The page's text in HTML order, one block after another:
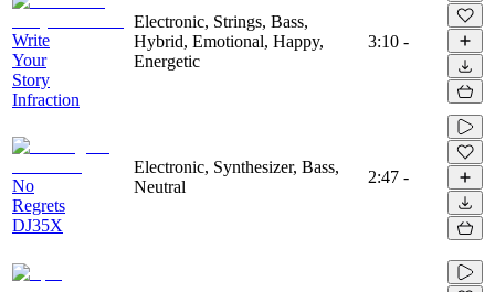
Write
Your
Story
Infraction
Electronic, Strings, Bass,
Hybrid, Emotional, Happy,
Energetic
3:10 -
No
Regrets
DJ35X
Electronic, Synthesizer, Bass,
Neutral
2:47 -